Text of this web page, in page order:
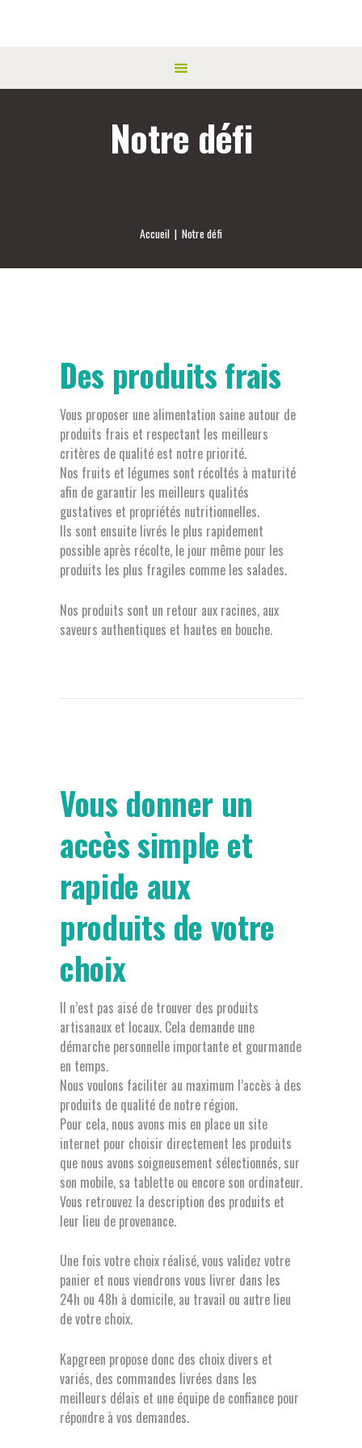
Notre défi
Accueil Notre défi
Des produits frais
Vous proposer une alimentation saine autour de
produits frais et respectant les meilleurs
critères de qualité est notre priorité.
Nos fruits et légumes sont récoltés à maturité
afin de garantir les meilleurs qualités
gustatives et propriétés nutritionnelles.
Ils sont ensuite livrés le plus rapidement
possible après récolte, le jour même pour les
produits les plus fragiles comme les salades.
Nos produits sont un retour aux racines, aux
saveurs authentiques et hautes en bouche.
Vous donner un
accès simple et
rapide aux
produits de votre
choix
Il n’est pas aisé de trouver des produits
artisanaux et locaux. Cela demande une
démarche personnelle importante et gourmande
en temps.
Nous voulons faciliter au maximum l’accès à des
produits de qualité de notre région.
Pour cela, nous avons mis en place un site
internet pour choisir directement les produits
que nous avons soigneusement sélectionnés, sur
son mobile, sa tablette ou encore son ordinateur.
Vous retrouvez la description des produits et
leur lieu de provenance.
Une fois votre choix réalisé, vous validez votre
panier et nous viendrons vous livrer dans les
24h ou 48h à domicile, au travail ou autre lieu
de votre choix.
Kapgreen propose donc des choix divers et
variés, des commandes livrées dans les
meilleurs délais et une équipe de confiance pour
répondre à vos demandes.